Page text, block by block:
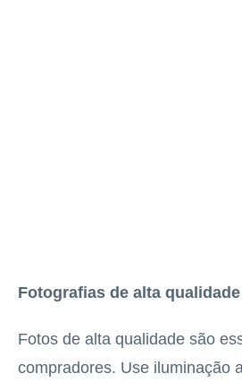
Fotografias de alta qualidade
Fotos de alta qualidade são
compradores. Use iluminação